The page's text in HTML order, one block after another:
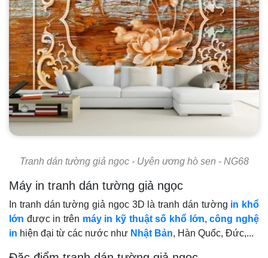
Tranh dán tường giả ngọc - Uyên ương hò sen - NG68
Máy in tranh dán tường giả ngọc
In tranh dán tường giả ngọc 3D là tranh dán tường in khổ
lớn được in trên máy in kỹ thuật số khổ lớn,công nghệ
in hiện đại từ các nước như Nhật Bản, Hàn Quốc, Đức,...